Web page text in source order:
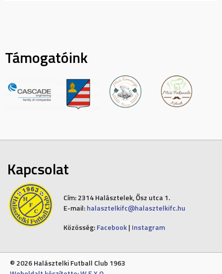
Támogatóink
Kapcsolat
Cím:2314 Halásztelek, Ősz utca 1.
E-mail: halasztelkifc@halasztelkifc.hu
Közösség: Facebook| Instagram
© 2026 Halásztelki Futball Club 1963